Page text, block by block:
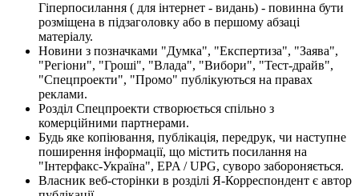
Гіперпосилання ( для інтернет - видань) - повинна бути
розміщена в підзаголовку або в першому абзаці
матеріалу.
Новини з позначками "Думка", "Експертиза", "Заява",
"Регіони", "Гроші", "Влада", "Вибори", "Тест-драйв",
"Спецпроекти", "Промо" публікуються на правах
реклами.
Розділ Спецпроекти створюється спільно з
комерційними партнерами.
Будь яке копіювання, публікація, передрук, чи наступне
поширення інформації, що містить посилання на
"Інтерфакс-Україна", EPA / UPG, суворо забороняється.
Власник веб-сторінки в розділі Я-Корреспондент є автор